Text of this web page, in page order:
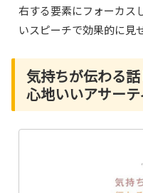
右する要素にフォーカス
いスピーチで効果的に見
気持ちが伝わる
心地いいアサー